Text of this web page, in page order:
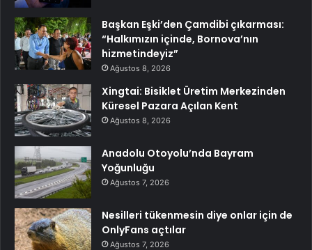
Başkan Eşki’den Çamdibi çıkarması:
“Halkımızın içinde, Bornova’nın
hizmetindeyiz”
Ağustos 8, 2026
Xingtai: Bisiklet Üretim Merkezinden
Küresel Pazara Açılan Kent
Ağustos 8, 2026
Anadolu Otoyolu’nda Bayram
Yoğunluğu
Ağustos 7, 2026
Nesilleri tükenmesin diye onlar için de
OnlyFans açtılar
Ağustos 7, 2026